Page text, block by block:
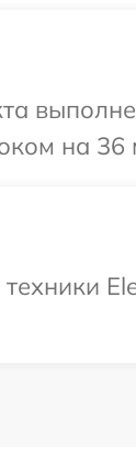
на 36